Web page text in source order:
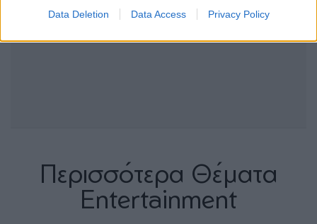
Data Deletion Data Access Privacy Policy
Περισσότερα Θέματα
Entertainment